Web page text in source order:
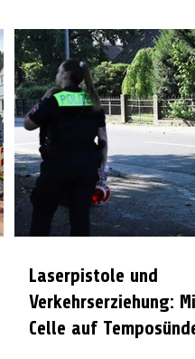
Laserpistole und
Verkehrserziehung:
Celle auf